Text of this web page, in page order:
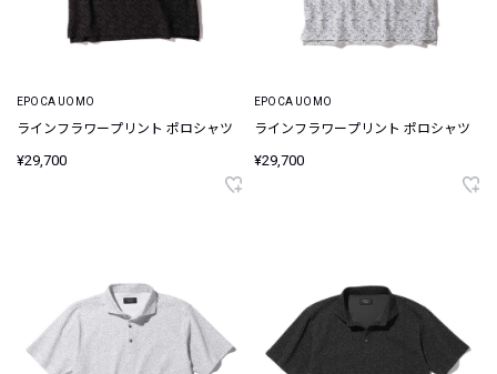
EPOCA UOMO
ラインフラワープリント ポロシャツ
¥29,700
EPOCA UOMO
ラインフラワープリント ポロシャツ
¥29,700